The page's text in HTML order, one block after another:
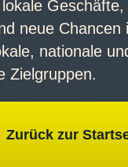
neue Chancen
nationale
Zielgruppen.
Zurück zur